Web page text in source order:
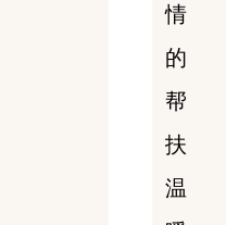
情
的
帮
扶
温